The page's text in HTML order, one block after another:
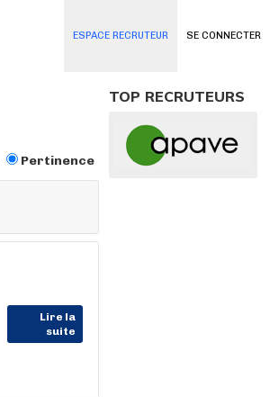
SE CONNECTER
ESPACE RECRUTEUR
Pertinence
Lire la
suite
TOP RECRUTEURS